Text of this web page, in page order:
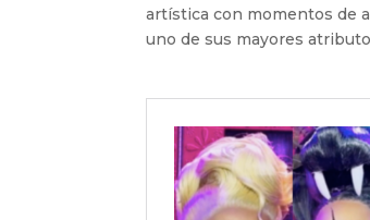
artística con momentos de
uno de sus mayores